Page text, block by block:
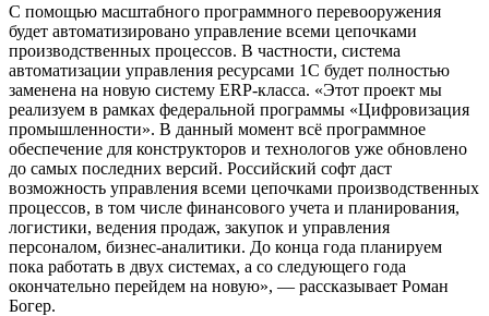
С помощью масштабного программного перевооружения
будет автоматизировано управление всеми цепочками
производственных процессов. В частности, система
автоматизации управления ресурсами 1С будет полностью
заменена на новую систему ERP-класса. «Этот проект мы
реализуем в рамках федеральной программы «Цифровизация
промышленности». В данный момент всё программное
обеспечение для конструкторов и технологов уже обновлено
до самых последних версий. Российский софт даст
возможность управления всеми цепочками производственных
процессов, в том числе финансового учета и планирования,
логистики, ведения продаж, закупок и управления
персоналом, бизнес-аналитики. До конца года планируем
пока работать в двух системах, а со следующего года
окончательно перейдем на новую», — рассказывает Роман
Богер.